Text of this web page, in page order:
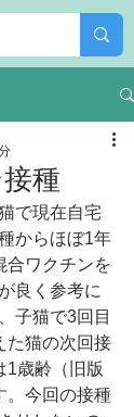
種
で現在自宅
からほぼ1年
合ワクチンを
良く参考に
子猫で3回目
た猫の次回接
1歳齢（旧版
。今回の接種